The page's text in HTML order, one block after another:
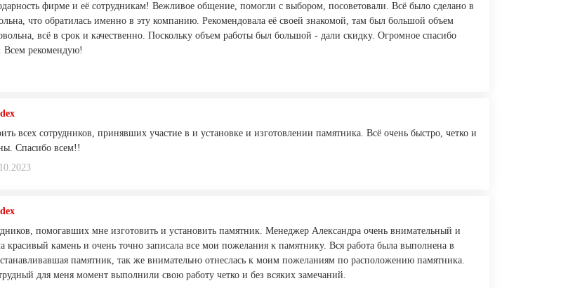
фирме и её сотрудникам! Вежливое общение, помогли с выбором, посоветовали. Всё было сделано в
что обратилась именно в эту компанию. Рекомендовала её своей знакомой, там был большой объем
всё в срок и качественно. Поскольку объем работы был большой - дали скидку. Огромное спасибо
Всем рекомендую!
всех сотрудников, принявших участие в и установке и изготовлении памятника. Всё очень быстро, четко и
Спасибо всем!!
помогавших мне изготовить и установить памятник. Менеджер Александра очень внимательный и
камень и очень точно записала все мои пожелания к памятнику. Вся работа была выполнена в
памятник, так же внимательно отнеслась к моим пожеланиям по расположению памятника.
для меня момент выполнили свою работу четко и без всяких замечаний.